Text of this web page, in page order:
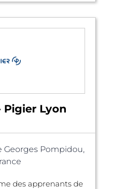
Pigier Lyon
Georges Pompidou,
des apprenants de